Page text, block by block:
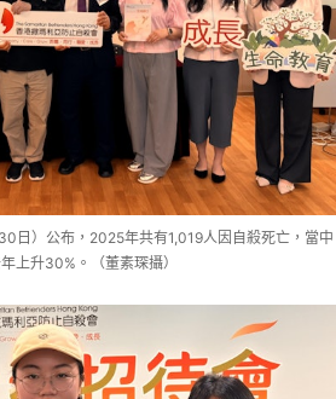
日）公布，2025年共有1,019人因自殺死亡，當中
上升30%。（董素琛攝）